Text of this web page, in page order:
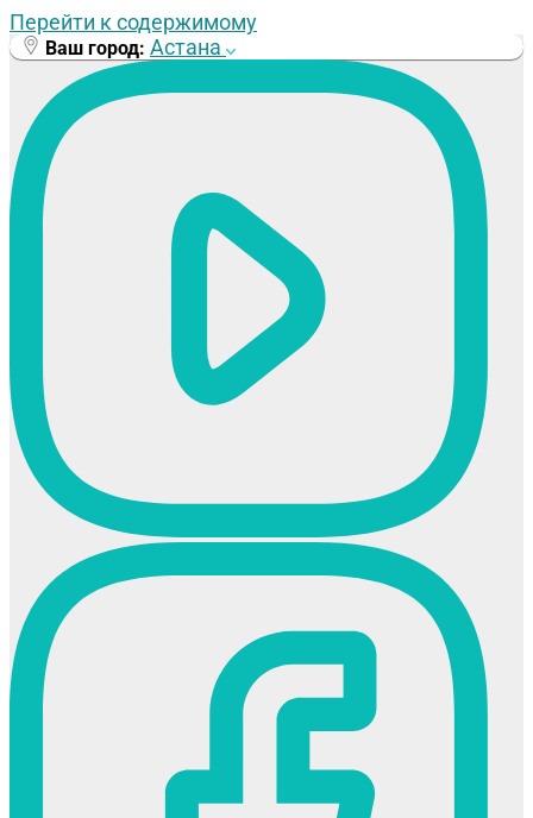
Перейти к содержимому
Ваш город: Астана